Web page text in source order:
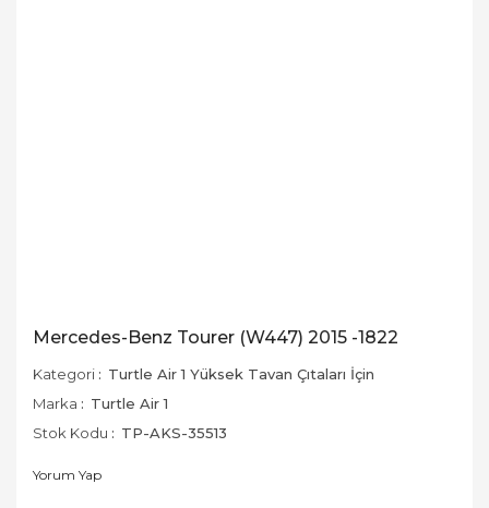
Mercedes-Benz Tourer (W447) 2015 -1822
Kategori
Turtle Air 1 Yüksek Tavan Çıtaları İçin
Marka
Turtle Air 1
Stok Kodu
TP-AKS-35513
Yorum Yap